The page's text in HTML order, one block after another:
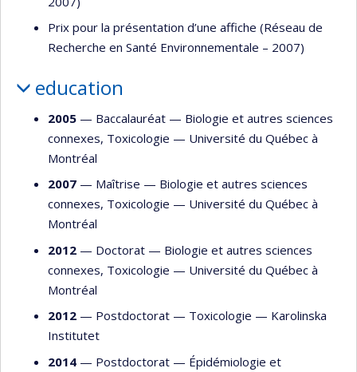
Prix pour la présentation d’une affiche (Réseau de
Recherche en Santé Environnementale – 2007)
education
2005 — Baccalauréat — Biologie et autres sciences
connexes, Toxicologie — Université du Québec à
Montréal
2007 — Maîtrise — Biologie et autres sciences
connexes, Toxicologie — Université du Québec à
Montréal
2012 — Doctorat — Biologie et autres sciences
connexes, Toxicologie — Université du Québec à
Montréal
2012 — Postdoctorat — Toxicologie — Karolinska
Institutet
2014 — Postdoctorat — Épidémiologie et